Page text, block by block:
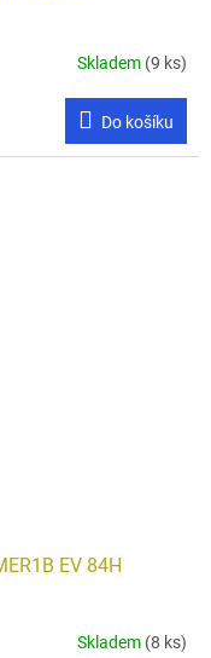
Skladem (9 ks)
Do košíku
EV 84H
Skladem (8 ks)